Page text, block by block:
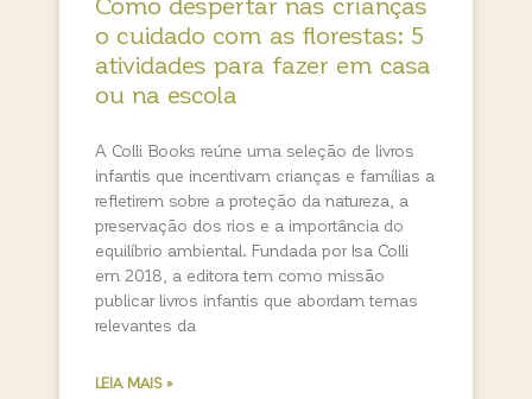
o cuidado com as florestas: 5
atividades para fazer em casa
ou na escola
A Colli Books reúne uma seleção de livros
infantis que incentivam crianças e famílias a
refletirem sobre a proteção da natureza, a
preservação dos rios e a importância do
equilíbrio ambiental. Fundada por Isa Colli
em 2018, a editora tem como missão
publicar livros infantis que abordam temas
relevantes da
LEIA MAIS »